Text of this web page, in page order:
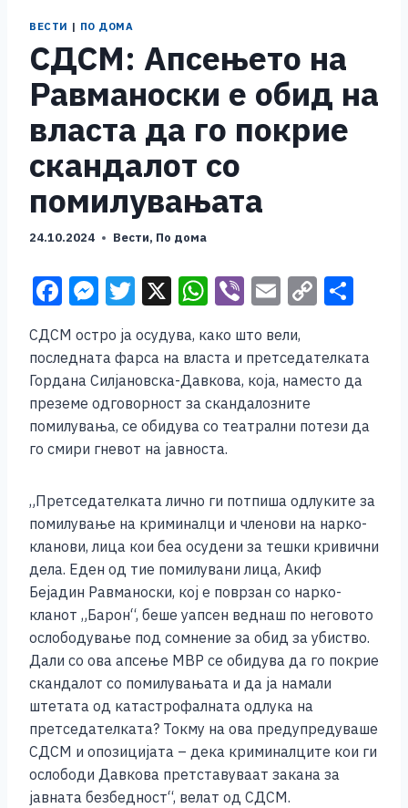
ВЕСТИ | ПО ДОМА
СДСМ: Апсењето на
Равманоски е обид на
власта да го покрие
скандалот со
помилувањата
24.10.2024 Вести, По дома
F
a
c
e
b
o
o
k
M
ss
e
n
g
er
T
tt
er
X W
at
s
A
p
p
Vi
er
E
ai
l
C
p
y
n
ar
e
СДСМ остро ја осудува, како што вели,
последната фарса на власта и претседателката
Гордана Силјановска-Давкова, која, наместо да
преземе одговорност за скандалозните
помилувања, се обидува со театрални потези да
го смири гневот на јавноста.
„Претседателката лично ги потпиша одлуките за
помилување на криминалци и членови на нарко-
кланови, лица кои беа осудени за тешки кривични
дела. Еден од тие помилувани лица, Акиф
Бејадин Равманоски, кој е поврзан со нарко-
кланот „Барон“, беше уапсен веднаш по неговото
ослободување под сомнение за обид за убиство.
Дали со ова апсење МВР се обидува да го покрие
скандалот со помилувањата и да ја намали
штетата од катастрофалната одлука на
претседателката? Токму на ова предупредуваше
СДСМ и опозицијата – дека криминалците кои ги
ослободи Давкова претставуваат закана за
јавната безбедност“, велат од СДСМ.